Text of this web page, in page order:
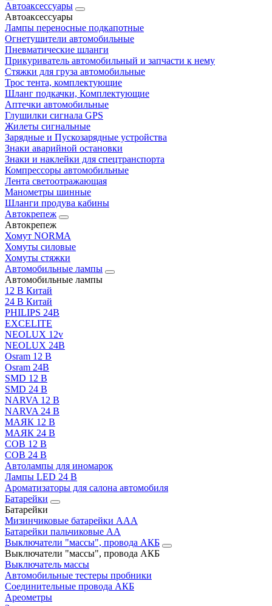
Автоаксессуары
Автоаксессуары
Лампы переносные подкапотные
Огнетушители автомобильные
Пневматические шланги
Прикуриватель автомобильный и запчасти к нему
Стяжки для груза автомобильные
Трос тента, комплектующие
Шланг подкачки, Комплектующие
Аптечки автомобильные
Глушилки сигнала GPS
Жилеты сигнальные
Зарядные и Пускозарядные устройства
Знаки аварийной остановки
Знаки и наклейки для спецтранспорта
Компрессоры автомобильные
Лента светоотражающая
Манометры шинные
Шланги продува кабины
Автокрепеж
Автокрепеж
Хомут NORMA
Хомуты силовые
Хомуты стяжки
Автомобильные лампы
Автомобильные лампы
12 В Китай
24 В Китай
PHILIPS 24В
EXCELITE
NEOLUX 12v
NEOLUX 24В
Osram 12 В
Osram 24В
SMD 12 В
SMD 24 В
NARVA 12 В
NARVA 24 В
МАЯК 12 В
МАЯК 24 В
COB 12 В
COB 24 В
Автолампы для иномарок
Лампы LED 24 B
Ароматизаторы для салона автомобиля
Батарейки
Батарейки
Мизинчиковые батарейки AAA
Батарейки пальчиковые АА
Выключатели "массы", провода АКБ
Выключатели "массы", провода АКБ
Выключатель массы
Автомобильные тестеры пробники
Соединительные провода АКБ
Ареометры